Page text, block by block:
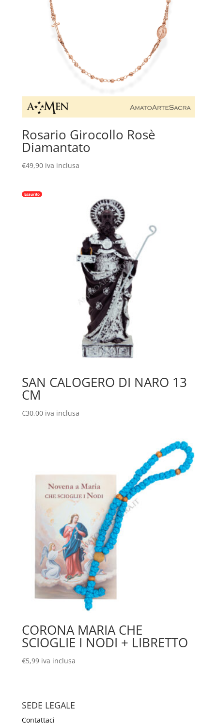
Rosario Girocollo Rosè
Diamantato
€49,90 iva inclusa
Esaurito
SAN CALOGERO DI NARO 13
CM
€30,00 iva inclusa
CORONA MARIA CHE
SCIOGLIE I NODI + LIBRETTO
€5,99 iva inclusa
SEDE LEGALE
Contattaci